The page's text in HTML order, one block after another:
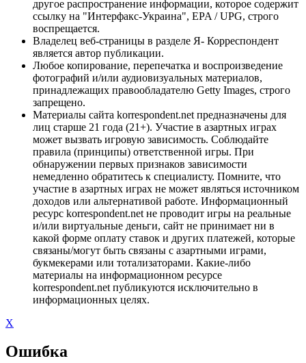
другое распространение информации, которое содержит
ссылку на "Интерфакс-Украина", EPA / UPG, строго
воспрещается.
Владелец веб-страницы в разделе Я- Корреспондент
является автор публикации.
Любое копирование, перепечатка и воспроизведение
фотографий и/или аудиовизуальных материалов,
принадлежащих правообладателю Getty Images, строго
запрещено.
Материалы сайта korrespondent.net предназначены для
лиц старше 21 года (21+). Участие в азартных играх
может вызвать игровую зависимость. Соблюдайте
правила (принципы) ответственной игры. При
обнаружении первых признаков зависимости
немедленно обратитесь к специалисту. Помните, что
участие в азартных играх не может являться источником
доходов или альтернативой работе. Информационный
ресурс korrespondent.net не проводит игры на реальные
и/или виртуальные деньги, сайт не принимает ни в
какой форме оплату ставок и других платежей, которые
связаны/могут быть связаны с азартными играми,
букмекерами или тотализаторами. Какие-либо
материалы на информационном ресурсе
korrespondent.net публикуются исключительно в
информационных целях.
X
Ошибка